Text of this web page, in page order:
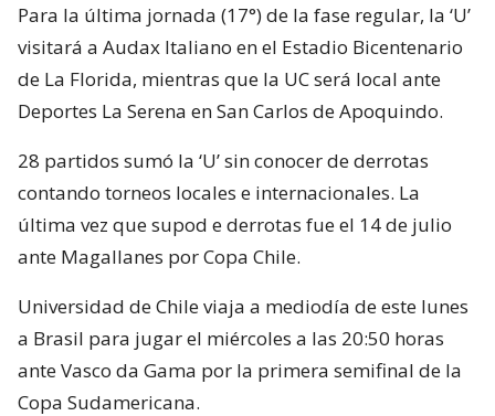
Para la última jornada (17°) de la fase regular, la ‘U’
visitará a Audax Italiano en el Estadio Bicentenario
de La Florida, mientras que la UC será local ante
Deportes La Serena en San Carlos de Apoquindo.
28 partidos sumó la ‘U’ sin conocer de derrotas
contando torneos locales e internacionales. La
última vez que supod e derrotas fue el 14 de julio
ante Magallanes por Copa Chile.
Universidad de Chile viaja a mediodía de este lunes
a Brasil para jugar el miércoles a las 20:50 horas
ante Vasco da Gama por la primera semifinal de la
Copa Sudamericana.